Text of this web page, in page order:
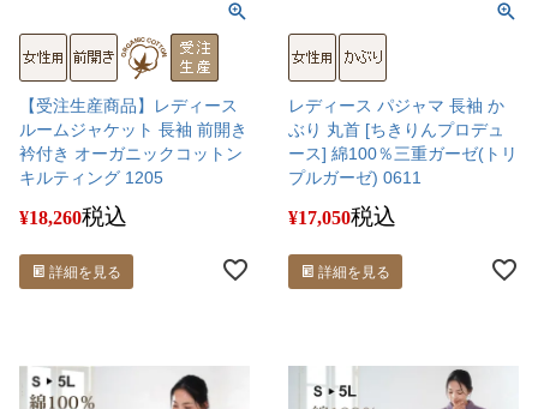
【受注生産商品】レディース
ルームジャケット 長袖 前開き
衿付き オーガニックコットン
キルティング 1205
¥18,260税込
詳細を見る
レディース パジャマ 長袖 か
ぶり 丸首 [ちきりんプロデュ
ース] 綿100％三重ガーゼ(トリ
プルガーゼ) 0611
¥17,050税込
詳細を見る